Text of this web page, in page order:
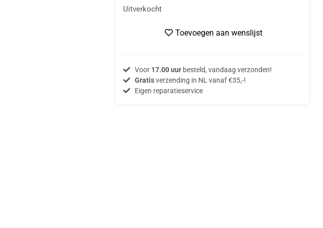
Uitverkocht
Toevoegen aan wenslijst
Voor 17.00 uurbesteld, vandaag verzonden!
Gratisverzending in NL vanaf €35,-!
Eigen reparatieservice